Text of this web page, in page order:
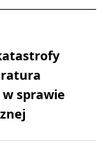
sprawie